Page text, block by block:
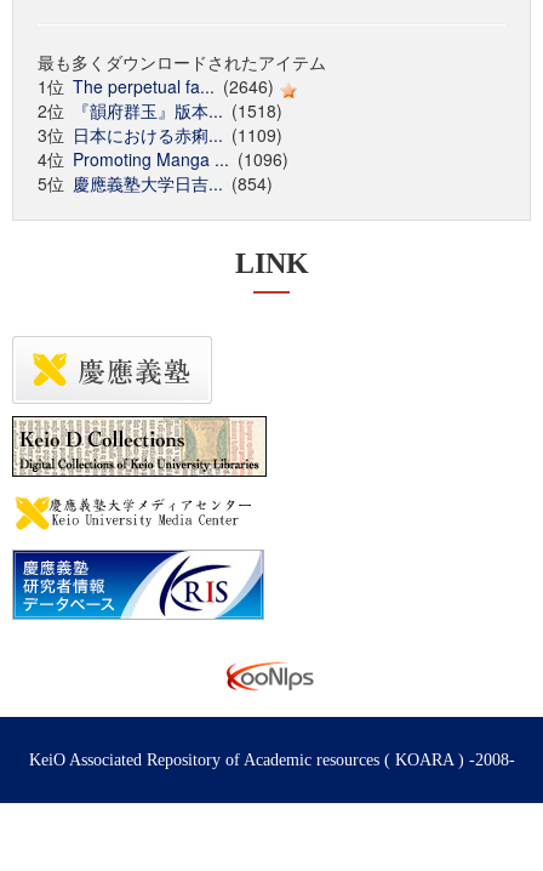
最も多くダウンロードされたアイテム
1位 The perpetual fa... (2646)
2位
『韻府群玉』版本... (1518)
3位 日本における赤痢... (1109)
4位 Promoting Manga ... (1096)
5位 慶應義塾大学日吉... (854)
LINK
KeiO Associated Repository of Academic resources ( KOARA ) -2008-